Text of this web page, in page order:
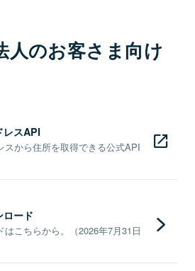
人のお客さま向け
レスAPI
スから住所を取得できる公式API
ロード
こちらから。（2026年7月31日